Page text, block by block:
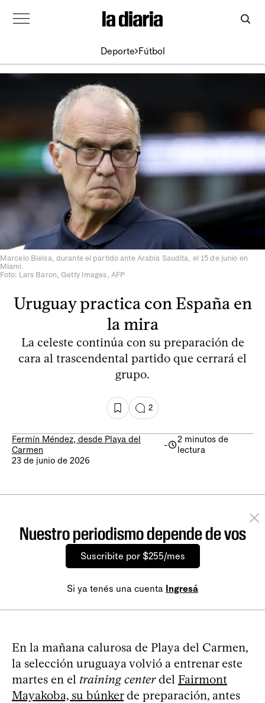
Deporte Fútbol
Marcelo Bielsa, durante el partido ante Arabia Saudita, el 15 de junio en
Miami.
Foto: Lars Baron, Getty Images, AFP
Uruguay practica con España en
la mira
La celeste continúa con su preparación de
cara al trascendental partido que cerrará el
grupo.
2
Fermín Méndez, desde Playa del
Carmen
-
2 minutos de
lectura
23 de junio de 2026
Nuestro periodismo depende de vos
Suscribite por $255/mes
Si ya tenés una cuenta Ingresá
En la mañana calurosa de Playa del Carmen,
la selección uruguaya volvió a entrenar este
martes en el training centerdel Fairmont
Mayakoba, su búnkerde preparación, antes